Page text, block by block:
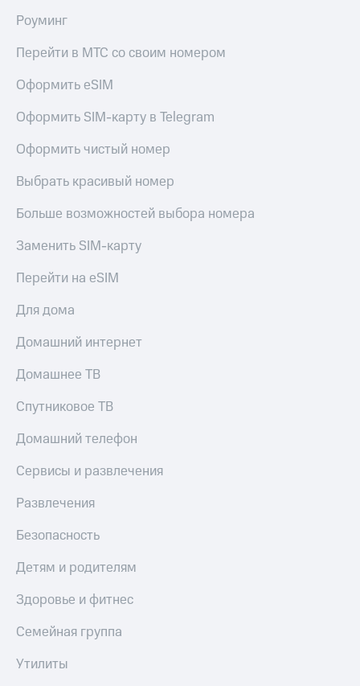
Роуминг
Перейти в МТС со своим номером
Оформить eSIM
Оформить SIM-карту в Telegram
Оформить чистый номер
Выбрать красивый номер
Больше возможностей выбора номера
Заменить SIM-карту
Перейти на eSIM
Для дома
Домашний интернет
Домашнее ТВ
Спутниковое ТВ
Домашний телефон
Сервисы и развлечения
Развлечения
Безопасность
Детям и родителям
Здоровье и фитнес
Семейная группа
Утилиты